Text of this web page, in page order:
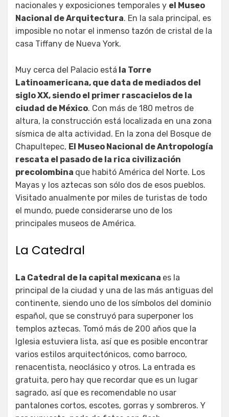
nacionales y exposiciones temporales y el Museo
Nacional de Arquitectura. En la sala principal, es
imposible no notar el inmenso tazón de cristal de la
casa Tiffany de Nueva York.
Muy cerca del Palacio está la Torre
Latinoamericana, que data de mediados del
siglo XX, siendo el primer rascacielos de la
ciudad de México. Con más de 180 metros de
altura, la construcción está localizada en una zona
sísmica de alta actividad. En la zona del Bosque de
Chapultepec, El Museo Nacional de Antropología
rescata el pasado de la rica civilización
precolombina que habitó América del Norte. Los
Mayas y los aztecas son sólo dos de esos pueblos.
Visitado anualmente por miles de turistas de todo
el mundo, puede considerarse uno de los
principales museos de América.
La Catedral
La Catedral de la capital mexicana es la
principal de la ciudad y una de las más antiguas del
continente, siendo uno de los símbolos del dominio
español, que se construyó para superponer los
templos aztecas. Tomó más de 200 años que la
Iglesia estuviera lista, así que es posible encontrar
varios estilos arquitectónicos, como barroco,
renacentista, neoclásico y otros. La entrada es
gratuita, pero hay que recordar que es un lugar
sagrado, así que es recomendable no usar
pantalones cortos, escotes, gorras y sombreros. Y